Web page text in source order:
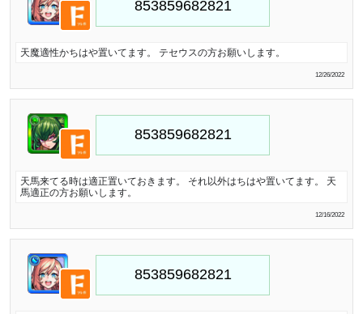
天魔適性かちはや置いてます。 テセウスの方お願いします。
12/26/2022
天馬来てる時は適正置いておきます。 それ以外はちはや置いてます。 天
馬適正の方お願いします。
12/16/2022